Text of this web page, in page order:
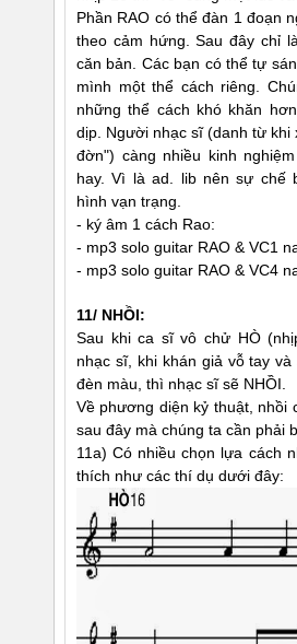
Phần RAO có thể đàn 1 đoạn
theo cảm hứng. Sau đây chỉ
căn bản. Các bạn có thể tự
mình một thể cách riêng.
những thể cách khó khăn
dịp. Người nhạc sĩ (danh từ khi
đờn") càng nhiều kinh
hay. Vì là ad. lib nên sự chế
hình vạn trạng.
- ký âm 1 cách Rao:
- mp3 solo guitar RAO & VC1
- mp3 solo guitar RAO & VC4
11/ NHỒI:
Sau khi ca sĩ vô chử HÒ
nhạc sĩ, khi khán giả vỗ tay
đèn màu, thì nhạc sĩ sẽ NHỒI.
Về phương diện kỷ thuật, nhồi
sau đây mà chúng ta cần phải
11a) Có nhiều chọn lựa cách
thích như các thí dụ dưới đây: